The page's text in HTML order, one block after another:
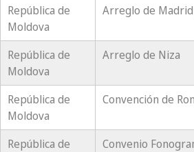
República de
Moldova
Arreglo de
República de
Moldova
Arreglo de Niza
República de
Moldova
Convención de
República de
Convenio